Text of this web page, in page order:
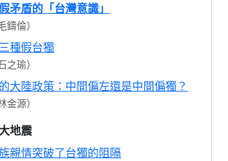
矛盾的「台灣意識」
鑄倫）
種假台獨
之瑜）
大陸政策：中間偏左還是中間偏獨？
金源）
地震
親情突破了台獨的阻隔